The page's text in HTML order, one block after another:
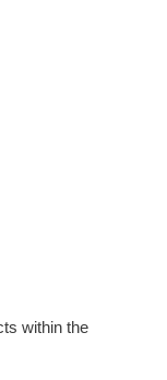
within the